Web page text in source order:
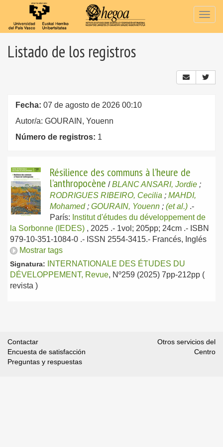
Listado de los registros
Fecha: 07 de agosto de 2026 00:10
Autor/a: GOURAIN, Youenn
Número de registros: 1
Résilience des communs à l’heure de
l’anthropocène /BLANC ANSARI, Jordie ;
RODRIGUES RIBEIRO, Cecilia ; MAHDI,
Mohamed; GOURAIN, Youenn ; (et al.) .-
París: Institut d'études du développement de
la Sorbonne (IEDES) , 2025 .- 1vol; 205pp; 24cm .- ISBN
979-10-351-1084-0 .- ISSN 2554-3415.- Francés, Inglés
Mostrar tags
Signatura:
INTERNATIONALE DES ÉTUDES DU
DÉVELOPPEMENT, Revue, Nº259 (2025) 7pp-212pp (
revista )
Contactar
Encuesta de satisfacción
Preguntas y respuestas
Otros servicios del
Centro